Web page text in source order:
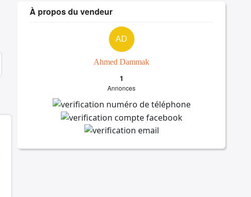
À propos du vendeur
AD
Ahmed Dammak
1
Annonces